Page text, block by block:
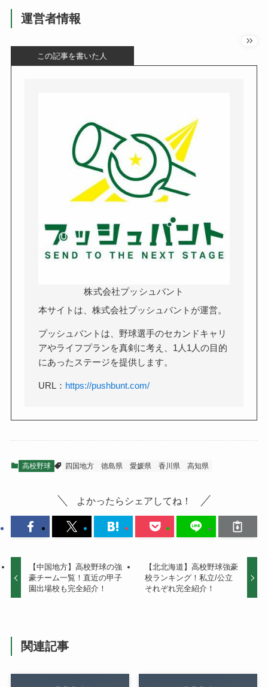
運営者情報
この記事を書いた人
株式会社プッシュバント
本サイトは、株式会社プッシュバントが運営。
プッシュバントは、野球選手のセカンドキャリ
アやライフプランを真剣に考え、1人1人の目的
にあったステージを提供します。
URL： https://pushbunt.com/
高校野球 四国地方 徳島県 愛媛県 香川県 高知県
よかったらシェアしてね！
【中国地方】高校野球の強
豪チーム一覧！直近の甲子
園出場校も完全紹介！
【北北海道】高校野球強豪
校ランキング！私立/公立
それぞれ完全紹介！
関連記事